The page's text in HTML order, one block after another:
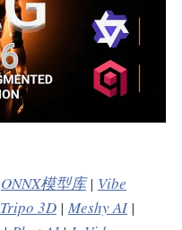
ONNX模型库| Vibe
Tripo 3D| Meshy AI|